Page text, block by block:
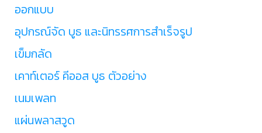
ออกแบบ
อุปกรณ์จัด บูธ และนิทรรศการสำเร็จรูป
เข็มกลัด
เคาท์เตอร์ คีออส บูธ ตัวอย่าง
เนมเพลท
แผ่นพลาสวูด